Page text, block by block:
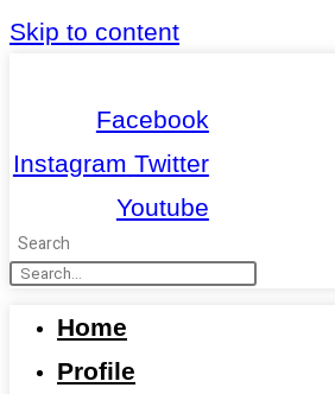
Skip to content
Facebook
Instagram Twitter
Youtube
Search
Home
Profile